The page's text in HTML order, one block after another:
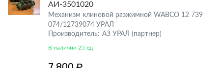
АИ-3501020
Механизм клиновой разжимной WABCO 12 739
074/12739074 УРАЛ
Производитель: АЗ УРАЛ (партнер)
В наличии 25 ед